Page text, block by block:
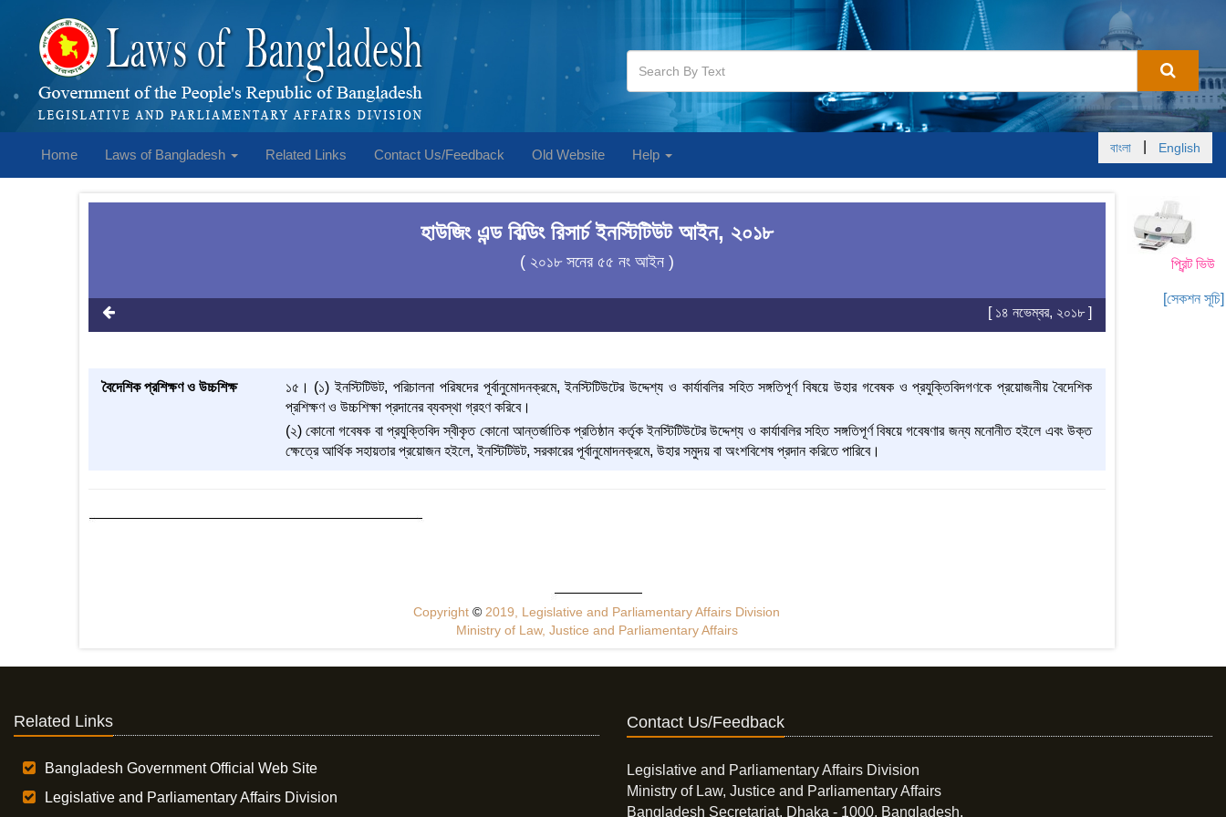
Home Laws of Bangladesh Related Links Contact Us/Feedback Old Website Help বাংলা English
প্রিন্ট ভিউ
[সেকশন সূচি]
হাউজিং এন্ড বিল্ডিং রিসার্চ ইনস্টিটিউট আইন, ২০১৮
( ২০১৮ সনের ৫৫ নং আইন )
[ ১৪ নভেম্বর, ২০১৮ ]
বৈদেশিক প্রশিক্ষণ ও উচ্চশিক্ষ
১৫। (১) ইনস্টিটিউট, পরিচালনা পরিষদের পূর্বানুমোদনক্রমে, ইনস্টিটিউটের উদ্দেশ্য ও কার্যাবলির সহিত সঙ্গতিপূর্ণ বিষয়ে উহার গবেষক ও প্রযুক্তিবিদগণকে প্রয়োজনীয় বৈদেশিক
প্রশিক্ষণ ও উচ্চশিক্ষা প্রদানের ব্যবস্থা গ্রহণ করিবে।
(২) কোনো গবেষক বা প্রযুক্তিবিদ স্বীকৃত কোনো আন্তর্জাতিক প্রতিষ্ঠান কর্তৃক ইনস্টিটিউটের উদ্দেশ্য ও কার্যাবলির সহিত সঙ্গতিপূর্ণ বিষয়ে গবেষণার জন্য মনোনীত হইলে এবং উক্ত
ক্ষেত্রে আর্থিক সহায়তার প্রয়োজন হইলে, ইনস্টিটিউট, সরকারের পূর্বানুমোদনক্রমে, উহার সমুদয় বা অংশবিশেষ প্রদান করিতে পারিবে।
Copyright© 2019, Legislative and Parliamentary Affairs Division
Ministry of Law, Justice and Parliamentary Affairs
Related Links
Bangladesh Government Official Web Site
Legislative and Parliamentary Affairs Division
Contact Us/Feedback
Legislative and Parliamentary Affairs Division
Ministry of Law, Justice and Parliamentary Affairs
Bangladesh Secretariat, Dhaka - 1000, Bangladesh.